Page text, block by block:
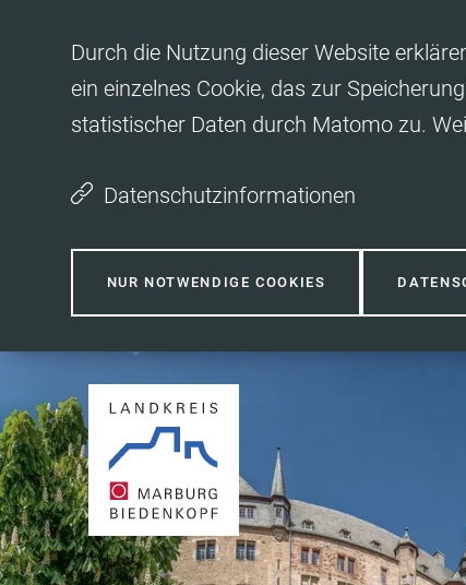
Durch die Nutzung dieser Website
ein einzelnes Cookie, das zur
statistischer Daten durch Matomo zu.
Datenschutzinformationen
NUR NOTWENDIGE COOKIES